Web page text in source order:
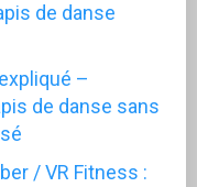
de danse
–
de danse sans
/ VR Fitness :